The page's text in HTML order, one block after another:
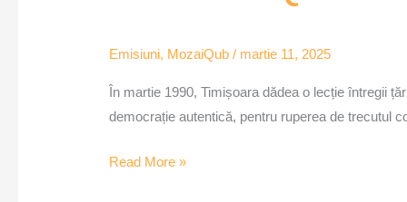
Emisiuni, MozaiQub / martie 11, 2025
În martie 1990, Timișoara dădea o lecție întregii
democrație autentică, pentru ruperea de trecutul
Read More »